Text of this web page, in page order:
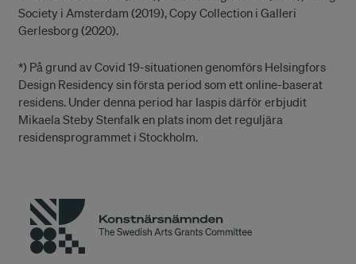
Society i Amsterdam (2019), Copy Collection i Galleri
Gerlesborg (2020).
*) På grund av Covid 19-situationen genomförs Helsingfors
Design Residency sin första period som ett online-baserat
residens. Under denna period har Iaspis därför erbjudit
Mikaela Steby Stenfalk en plats inom det reguljära
residensprogrammet i Stockholm.